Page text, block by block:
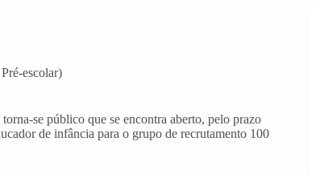
escolar)
se público que se encontra aberto, pelo prazo
de infância para o grupo de recrutamento 100